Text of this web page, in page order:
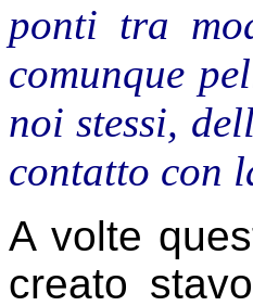
ponti tra
comunque
noi stessi,
contatto con
A volte
creato